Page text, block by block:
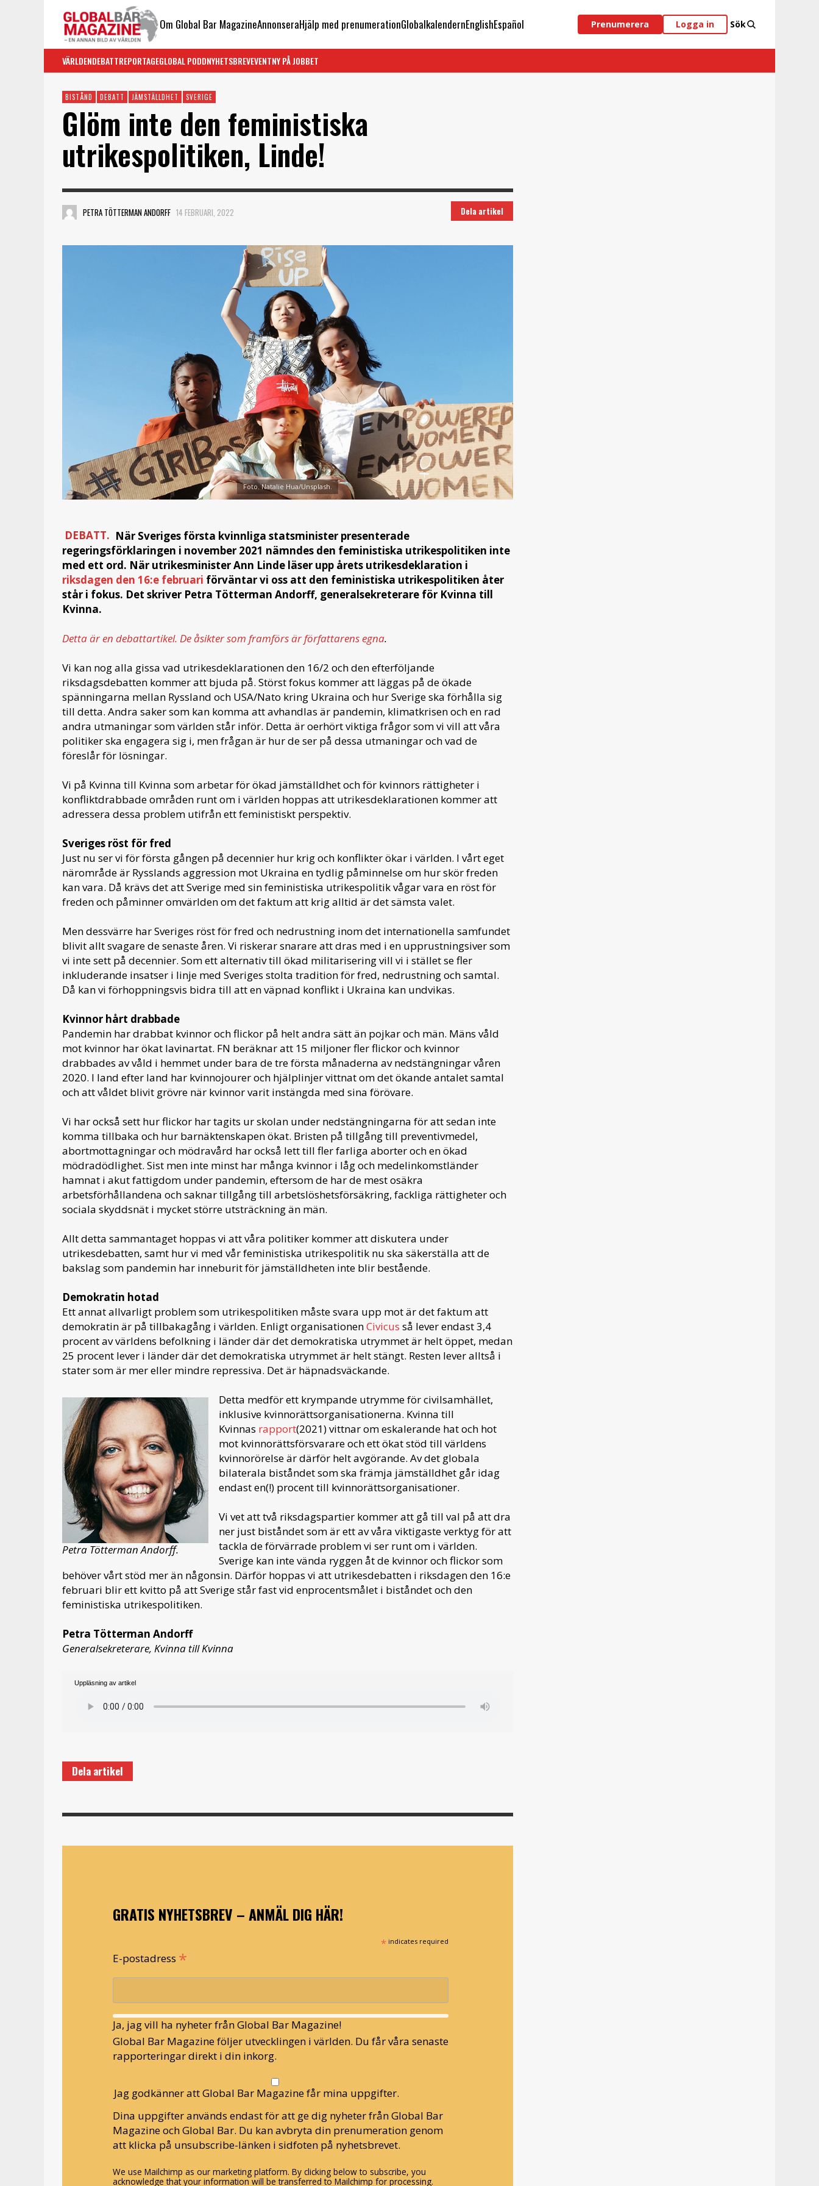
Om Global Bar MagazineAnnonseraHjälp med prenumerationGlobalkalendernEnglishEspañol Prenumerera Logga in Sök
VÄRLDENDEBATTREPORTAGEGLOBAL PODDNYHETSBREVEVENTNY PÅ JOBBET
BISTÅND DEBATT JÄMSTÄLLDHET SVERIGE
Glöm inte den feministiska
utrikespolitiken, Linde!
PETRA TÖTTERMAN ANDORFF 14 FEBRUARI, 2022 Dela artikel
Foto. Natalie Hua/Unsplash.
DEBATT. När Sveriges första kvinnliga statsminister presenterade
regeringsförklaringen i november 2021 nämndes den feministiska utrikespolitiken inte
med ett ord. När utrikesminister Ann Linde läser upp årets utrikesdeklaration i
riksdagen den 16:e februari förväntar vi oss att den feministiska utrikespolitiken åter
står i fokus. Det skriver Petra Tötterman Andorff, generalsekreterare för Kvinna till
Kvinna.
Detta är en debattartikel. De åsikter som framförs är författarens egna.
Vi kan nog alla gissa vad utrikesdeklarationen den 16/2 och den efterföljande
riksdagsdebatten kommer att bjuda på. Störst fokus kommer att läggas på de ökade
spänningarna mellan Ryssland och USA/Nato kring Ukraina och hur Sverige ska förhålla sig
till detta. Andra saker som kan komma att avhandlas är pandemin, klimatkrisen och en rad
andra utmaningar som världen står inför. Detta är oerhört viktiga frågor som vi vill att våra
politiker ska engagera sig i, men frågan är hur de ser på dessa utmaningar och vad de
föreslår för lösningar.
Vi på Kvinna till Kvinna som arbetar för ökad jämställdhet och för kvinnors rättigheter i
konfliktdrabbade områden runt om i världen hoppas att utrikesdeklarationen kommer att
adressera dessa problem utifrån ett feministiskt perspektiv.
Sveriges röst för fred
Just nu ser vi för första gången på decennier hur krig och konflikter ökar i världen. I vårt eget
närområde är Rysslands aggression mot Ukraina en tydlig påminnelse om hur skör freden
kan vara. Då krävs det att Sverige med sin feministiska utrikespolitik vågar vara en röst för
freden och påminner omvärlden om det faktum att krig alltid är det sämsta valet.
Men dessvärre har Sveriges röst för fred och nedrustning inom det internationella samfundet
blivit allt svagare de senaste åren. Vi riskerar snarare att dras med i en upprustningsiver som
vi inte sett på decennier. Som ett alternativ till ökad militarisering vill vi i stället se fler
inkluderande insatser i linje med Sveriges stolta tradition för fred, nedrustning och samtal.
Då kan vi förhoppningsvis bidra till att en väpnad konflikt i Ukraina kan undvikas.
Kvinnor hårt drabbade
Pandemin har drabbat kvinnor och flickor på helt andra sätt än pojkar och män. Mäns våld
mot kvinnor har ökat lavinartat. FN beräknar att 15 miljoner fler flickor och kvinnor
drabbades av våld i hemmet under bara de tre första månaderna av nedstängningar våren
2020. I land efter land har kvinnojourer och hjälplinjer vittnat om det ökande antalet samtal
och att våldet blivit grövre när kvinnor varit instängda med sina förövare.
Vi har också sett hur flickor har tagits ur skolan under nedstängningarna för att sedan inte
komma tillbaka och hur barnäktenskapen ökat. Bristen på tillgång till preventivmedel,
abortmottagningar och mödravård har också lett till fler farliga aborter och en ökad
mödradödlighet. Sist men inte minst har många kvinnor i låg och medelinkomstländer
hamnat i akut fattigdom under pandemin, eftersom de har de mest osäkra
arbetsförhållandena och saknar tillgång till arbetslöshetsförsäkring, fackliga rättigheter och
sociala skyddsnät i mycket större utsträckning än män.
Allt detta sammantaget hoppas vi att våra politiker kommer att diskutera under
utrikesdebatten, samt hur vi med vår feministiska utrikespolitik nu ska säkerställa att de
bakslag som pandemin har inneburit för jämställdheten inte blir bestående.
Demokratin hotad
Ett annat allvarligt problem som utrikespolitiken måste svara upp mot är det faktum att
demokratin är på tillbakagång i världen. Enligt organisationenCivicus så lever endast 3,4
procent av världens befolkning i länder där det demokratiska utrymmet är helt öppet, medan
25 procent lever i länder där det demokratiska utrymmet är helt stängt. Resten lever alltså i
stater som är mer eller mindre repressiva. Det är häpnadsväckande.
Petra Tötterman Andorff.
Detta medför ett krympande utrymme för civilsamhället,
inklusive kvinnorättsorganisationerna. Kvinna till
Kvinnas rapport(2021) vittnar om eskalerande hat och hot
mot kvinnorättsförsvarare och ett ökat stöd till världens
kvinnorörelse är därför helt avgörande. Av det globala
bilaterala biståndet som ska främja jämställdhet går idag
endast en(!) procent till kvinnorättsorganisationer.
Vi vet att två riksdagspartier kommer att gå till val på att dra
ner just biståndet som är ett av våra viktigaste verktyg för att
tackla de förvärrade problem vi ser runt om i världen.
Sverige kan inte vända ryggen åt de kvinnor och flickor som
behöver vårt stöd mer än någonsin. Därför hoppas vi att utrikesdebatten i riksdagen den 16:e
februari blir ett kvitto på att Sverige står fast vid enprocentsmålet i biståndet och den
feministiska utrikespolitiken.
Petra Tötterman Andorff
Generalsekreterare, Kvinna till Kvinna
Uppläsning av artikel
Dela artikel
GRATIS NYHETSBREV – ANMÄL DIG HÄR!
* indicates required
E-postadress *
Ja, jag vill ha nyheter från Global Bar Magazine!
Global Bar Magazine följer utvecklingen i världen. Du får våra senaste
rapporteringar direkt i din inkorg.
Jag godkänner att Global Bar Magazine får mina uppgifter.
Dina uppgifter används endast för att ge dig nyheter från Global Bar
Magazine och Global Bar. Du kan avbryta din prenumeration genom
att klicka på unsubscribe-länken i sidfoten på nyhetsbrevet.
We use Mailchimp as our marketing platform. By clicking below to subscribe, you
acknowledge that your information will be transferred to Mailchimp for processing.